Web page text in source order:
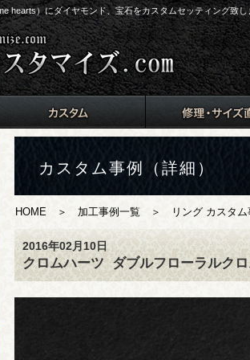
hearts）にダイヤモンド、宝石をカスタムセッティング致
カスタム事例（詳細）
HOME ＞ 加工事例一覧 ＞ リング カスタム
2016年02月10日
クロムハーツ ダブルフローラルク